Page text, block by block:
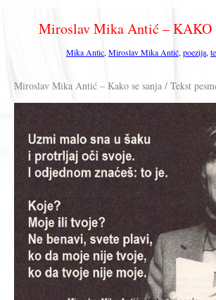
Miroslav Mika Antić – KAKO
Mika Antic, Miroslav Mika Antić, poezija,
Miroslav Mika Antić – Kako se sanja / Tekst